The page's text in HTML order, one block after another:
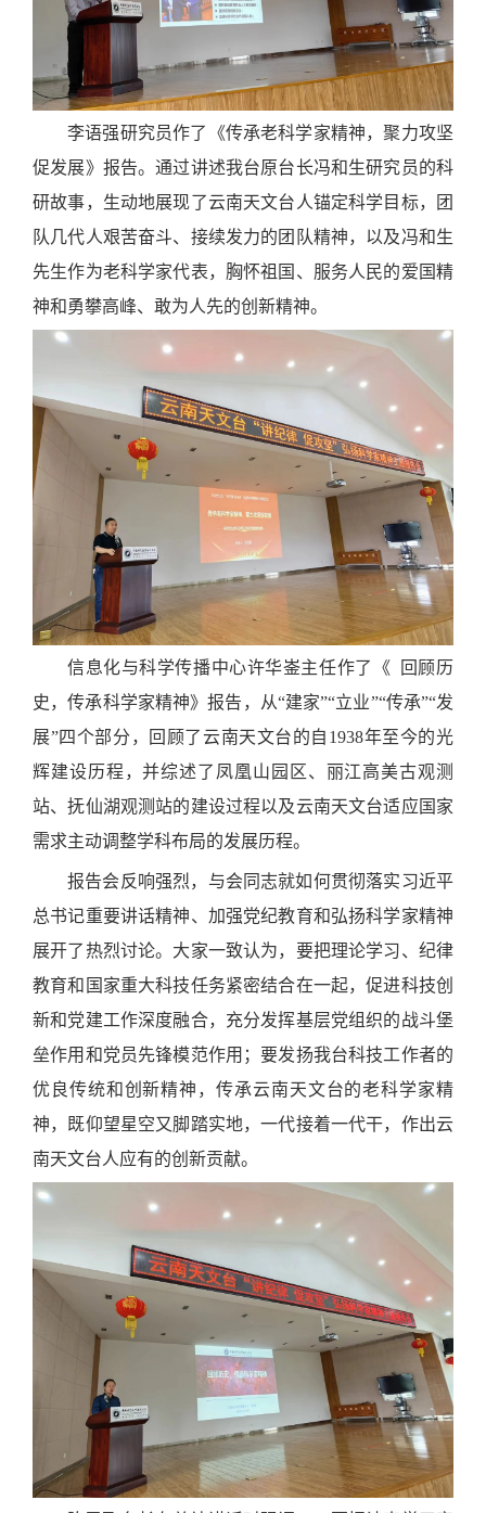
李语强研究员作了《传承老科学家精神，聚力攻坚
促发展》报告。通过讲述我台原台长冯和生研究员的科
研故事，生动地展现了云南天文台人锚定科学目标，团
队几代人艰苦奋斗、接续发力的团队精神，以及冯和生
先生作为老科学家代表，胸怀祖国、服务人民的爱国精
神和勇攀高峰、敢为人先的创新精神。
信息化与科学传播中心许华崟主任作了《 回顾历
史，传承科学家精神》报告，从“建家”“立业”“传承”“发
展”四个部分，回顾了云南天文台的自1938年至今的光
辉建设历程，并综述了凤凰山园区、丽江高美古观测
站、抚仙湖观测站的建设过程以及云南天文台适应国家
需求主动调整学科布局的发展历程。
报告会反响强烈，与会同志就如何贯彻落实习近平
总书记重要讲话精神、加强党纪教育和弘扬科学家精神
展开了热烈讨论。大家一致认为，要把理论学习、纪律
教育和国家重大科技任务紧密结合在一起，促进科技创
新和党建工作深度融合，充分发挥基层党组织的战斗堡
垒作用和党员先锋模范作用；要发扬我台科技工作者的
优良传统和创新精神，传承云南天文台的老科学家精
神，既仰望星空又脚踏实地，一代接着一代干，作出云
南天文台人应有的创新贡献。